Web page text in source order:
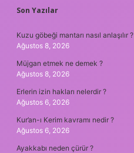
SIDEBAR
Son Yazılar
Kuzu göbeği mantarı nasıl anlaşılır ?
Ağustos 8, 2026
Müjgan etmek ne demek ?
Ağustos 8, 2026
Erlerin izin hakları nelerdir ?
Ağustos 6, 2026
Kur’an-ı Kerim kavramı nedir ?
Ağustos 6, 2026
Ayakkabı neden çürür ?